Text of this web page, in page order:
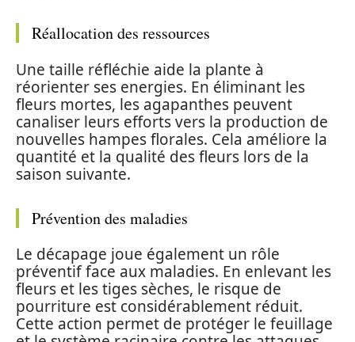
Réallocation des ressources
Une taille réfléchie aide la plante à
réorienter ses energies. En éliminant les
fleurs mortes, les agapanthes peuvent
canaliser leurs efforts vers la production de
nouvelles hampes florales. Cela améliore la
quantité et la qualité des fleurs lors de la
saison suivante.
Prévention des maladies
Le décapage joue également un rôle
préventif face aux maladies. En enlevant les
fleurs et les tiges sèches, le risque de
pourriture est considérablement réduit.
Cette action permet de protéger le feuillage